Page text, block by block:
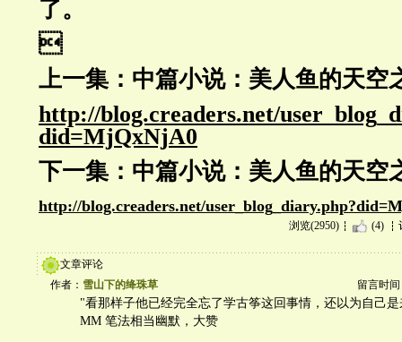
了。

上一集：中篇小说：美人鱼的天空
http://blog.creaders.net/
did=MjQxNjA0
下一集：中篇小说：美人鱼的天空
http://blog.creaders.net/
浏览(2950) (4)
文章评论
作者： 雪山下的绛珠草 留言时间
"看那样子他已经完全忘了学古筝这回事情，还以为自己
MM 笔法相当幽默，大赞